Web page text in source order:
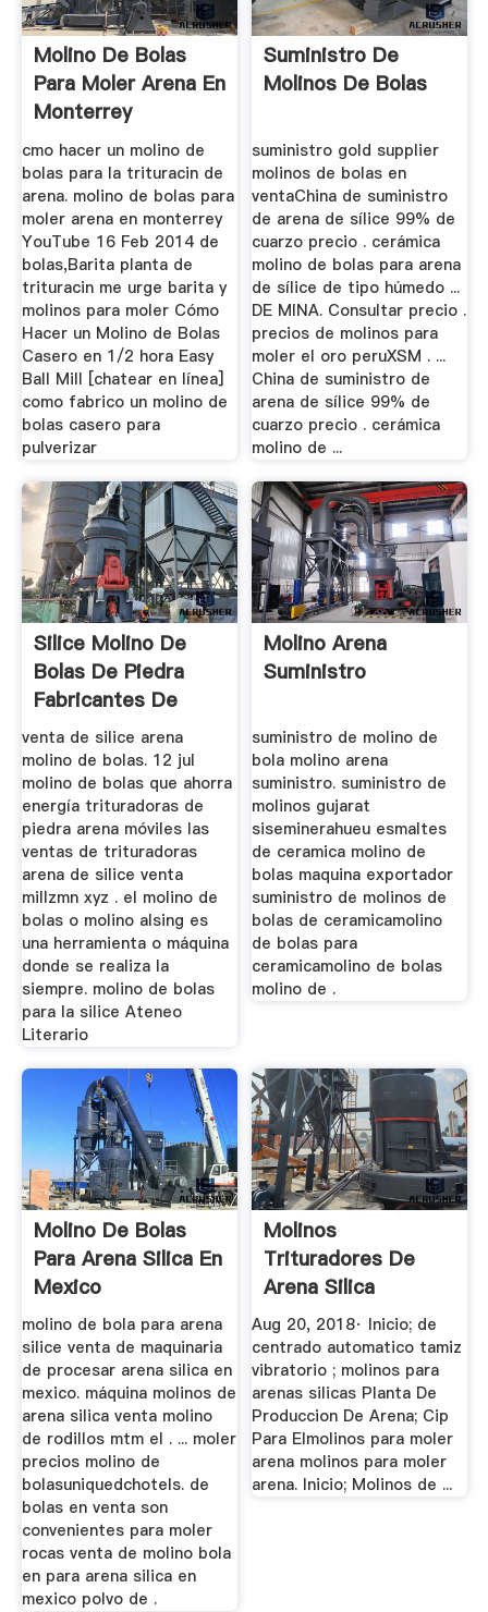
Molino De Bolas
Para Moler Arena En
Monterrey
cmo hacer un molino de
bolas para la trituracin de
arena. molino de bolas para
moler arena en monterrey
YouTube 16 Feb 2014 de
bolas,Barita planta de
trituracin me urge barita y
molinos para moler Cómo
Hacer un Molino de Bolas
Casero en 1/2 hora Easy
Ball Mill [chatear en línea]
como fabrico un molino de
bolas casero para
pulverizar
Suministro De
Molinos De Bolas
suministro gold supplier
molinos de bolas en
ventaChina de suministro
de arena de sílice 99% de
cuarzo precio . cerámica
molino de bolas para arena
de sílice de tipo húmedo ...
DE MINA. Consultar precio .
precios de molinos para
moler el oro peruXSM . ...
China de suministro de
arena de sílice 99% de
cuarzo precio . cerámica
molino de ...
Silice Molino De
Bolas De Piedra
Fabricantes De
Maquinas
venta de silice arena
molino de bolas. 12 jul
molino de bolas que ahorra
energía trituradoras de
piedra arena móviles las
ventas de trituradoras
arena de silice venta
millzmn xyz . el molino de
bolas o molino alsing es
una herramienta o máquina
donde se realiza la
siempre. molino de bolas
para la silice Ateneo
Literario
Molino Arena
Suministro
suministro de molino de
bola molino arena
suministro. suministro de
molinos gujarat
siseminerahueu esmaltes
de ceramica molino de
bolas maquina exportador
suministro de molinos de
bolas de ceramicamolino
de bolas para
ceramicamolino de bolas
molino de .
Molino De Bolas
Para Arena Silica En
Mexico
molino de bola para arena
silice venta de maquinaria
de procesar arena silica en
mexico. máquina molinos de
arena silica venta molino
de rodillos mtm el . ... moler
precios molino de
bolasuniquedchotels. de
bolas en venta son
convenientes para moler
rocas venta de molino bola
en para arena silica en
mexico polvo de .
Molinos
Trituradores De
Arena Silica
YouTube
Aug 20, 2018· Inicio; de
centrado automatico tamiz
vibratorio ; molinos para
arenas silicas Planta De
Produccion De Arena; Cip
Para Elmolinos para moler
arena molinos para moler
arena. Inicio; Molinos de ...